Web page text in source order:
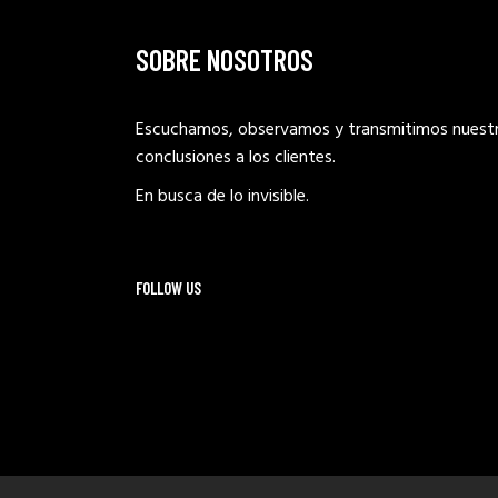
SOBRE NOSOTROS
Escuchamos, observamos y transmitimos
conclusiones a los clientes.
En busca de lo invisible.
FOLLOW US